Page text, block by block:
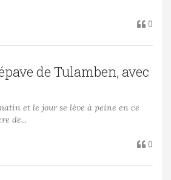
0
de Tulamben, avec
et le jour se lève à peine en ce
de...
0